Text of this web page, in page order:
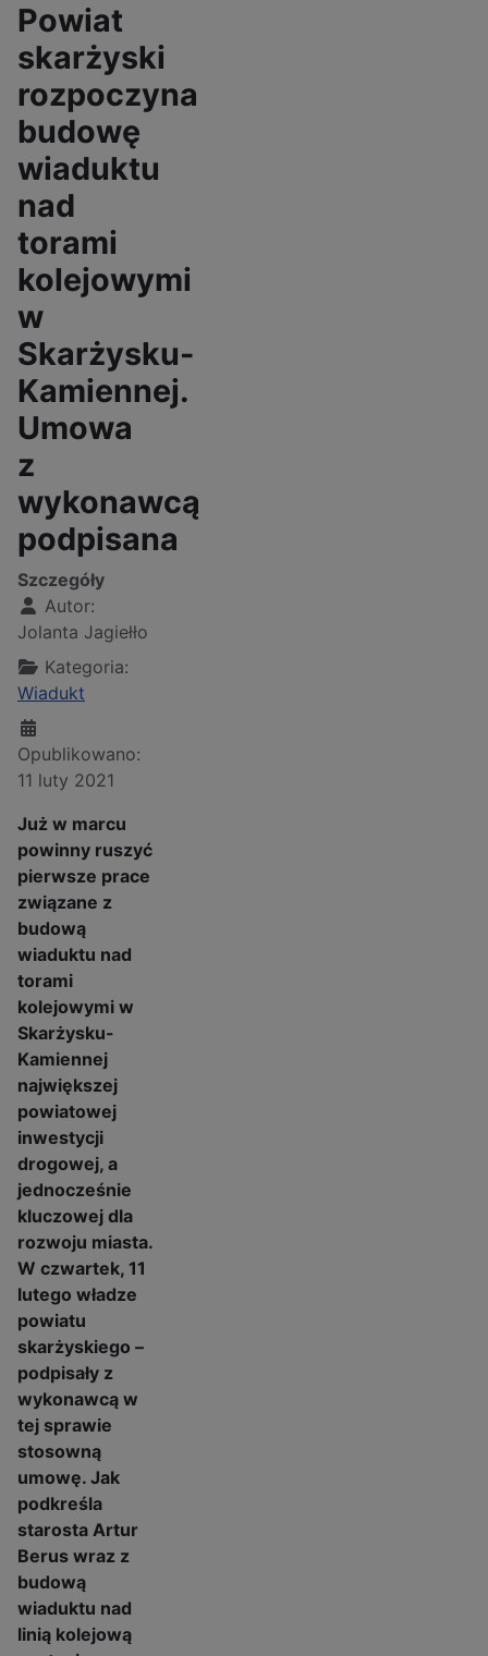
Powiat
skarżyski
rozpoczyna
budowę
wiaduktu
nad
torami
kolejowymi
w
Skarżysku-
Kamiennej.
Umowa
z
wykonawcą
podpisana
Szczegóły
Autor:
Jolanta Jagiełło
Kategoria:
Wiadukt
Opublikowano:
11 luty 2021
Już w marcu
powinny ruszyć
pierwsze prace
związane z
budową
wiaduktu nad
torami
kolejowymi w
Skarżysku-
Kamiennej
największej
powiatowej
inwestycji
drogowej, a
jednocześnie
kluczowej dla
rozwoju miasta.
W czwartek, 11
lutego władze
powiatu
skarżyskiego –
podpisały z
wykonawcą w
tej sprawie
stosowną
umowę. Jak
podkreśla
starosta Artur
Berus wraz z
budową
wiaduktu nad
linią kolejową